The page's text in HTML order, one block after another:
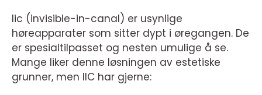
Iic (invisible-in-canal) er usynlige
høreapparater som sitter dypt i øregangen. De
er spesialtilpasset og nesten umulige å se.
Mange liker denne løsningen av estetiske
grunner, men IIC har gjerne: